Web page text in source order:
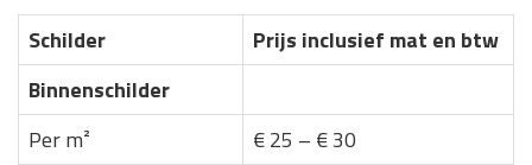
Schilder
Prijs inclusief mat en btw
Binnenschilder
Per m²
€ 25 – € 30